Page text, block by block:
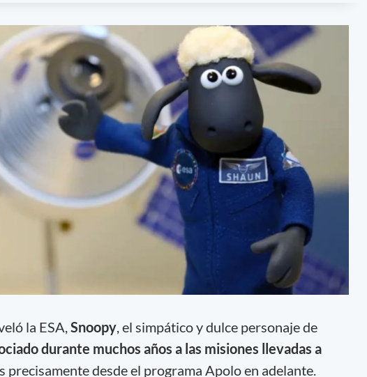
la ESA, Snoopy, el simpático y dulce personaje de
durante muchos años a las misiones llevadas a
precisamente desde el programa Apolo en adelante.